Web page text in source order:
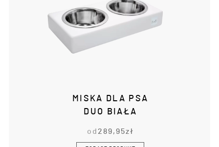
MISKA DLA PSA
DUO BIAŁA
od 289,95zł